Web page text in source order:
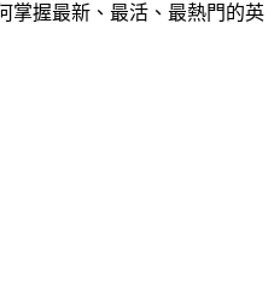
掌握最新、最活、最熱門的英